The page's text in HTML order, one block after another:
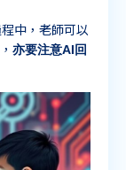
中，老師可以
亦要注意AI 回